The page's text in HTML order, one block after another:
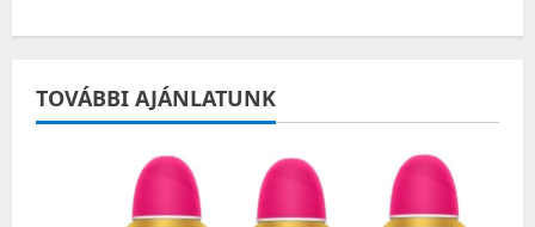
v
TOVÁBBI AJÁNLATUNK